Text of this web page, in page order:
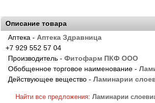
Описание товара
Аптека - Аптека Здравница
+7 929 552 57 04
Производитель - Фитофарм ПКФ ООО
Обобщенное торговое наименование -
Действующее вещество - Ламинарии
Найти все предложения: Ламинарии